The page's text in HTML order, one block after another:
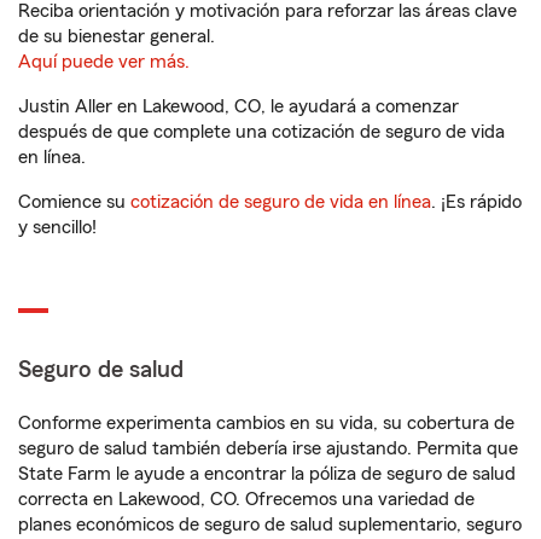
Reciba orientación y motivación para reforzar las áreas clave
de su bienestar general.
Aquí puede ver más.
Justin Aller en Lakewood, CO, le ayudará a comenzar
después de que complete una cotización de seguro de vida
en línea.
Comience su cotización de seguro de vida en línea. ¡Es rápido
y sencillo!
Seguro de salud
Conforme experimenta cambios en su vida, su cobertura de
seguro de salud también debería irse ajustando. Permita que
State Farm le ayude a encontrar la póliza de seguro de salud
correcta en Lakewood, CO. Ofrecemos una variedad de
planes económicos de seguro de salud suplementario, seguro